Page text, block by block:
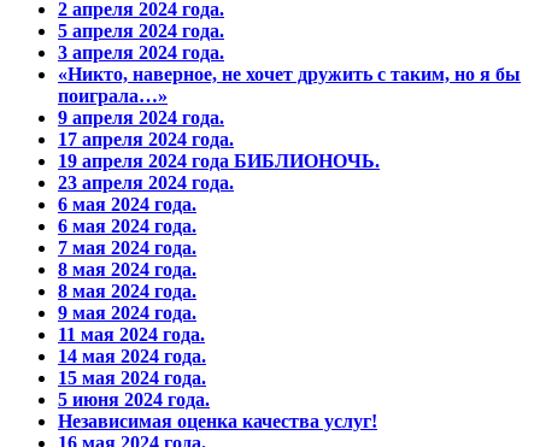
2 апреля 2024 года.
5 апреля 2024 года.
3 апреля 2024 года.
«Никто, наверное, не хочет дружить с таким, но я бы
поиграла…»
9 апреля 2024 года.
17 апреля 2024 года.
19 апреля 2024 года БИБЛИОНОЧЬ.
23 апреля 2024 года.
6 мая 2024 года.
6 мая 2024 года.
7 мая 2024 года.
8 мая 2024 года.
8 мая 2024 года.
9 мая 2024 года.
11 мая 2024 года.
14 мая 2024 года.
15 мая 2024 года.
5 июня 2024 года.
Независимая оценка качества услуг!
16 мая 2024 года.